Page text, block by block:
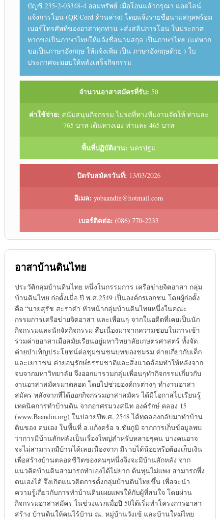
บัญชี 235-2-03348-4 ออมทรัพย์ เมื่อโอนแล้วกรุณา แอดไลน์
แจ้งการโอน (QR Cord ด้านล่าง) โดยแจ้งรายชื่อนามสกุลพร้อม
เบอร์โทรศัพท์ของอาสาทุกท่าน +ส่งสลิปการโอน ใบประกาศ
หากขอเป็นภาษาไทยให้แจ้งชื่อนามสกุล เป็นภาษาไทย (แต่หาก
ขอเป็นภาษาอังกฤษ ให้แจ้งเพิ่ม เป็น ภาษาอังกฤษด้วย ) ใบ
ประกาศจะมอบให้หลังเสร็จกิจกรรม
จำนวนอาสาสมัครที่รับ: 50
ค่าใช้จ่าย: สนับสนุนกิจกรรม ไปรถที่ทางทีมงานจัดให้ ท่านละ
765 บาท เดินทางเอง ท่านละ 465 บาท
พื้นที่ปฏิบัติงาน: นครปฐม
ปิดรับสมัครวันที่: 13/03/2026
อีเมล: yobaandin@hotmail.com
เบอร์ติดต่อ: (086) 770-2233
อาสาบ้านดินไทย
ประวัติกลุ่มบ้านดินไทย หนึ่งในกรรมการ เครือข่ายจิตอาสา กลุ่ม
บ้านดินไทย ก่อตั้งเมื่อ ปี พ.ศ.2549 เป็นองค์กรเอกชน โดยผู้ก่อตั้ง
คือ “นายสุรัช สะราคำ หัวหน้ากลุ่มบ้านดินไทยหนึ่งในคณะ
กรรมการเครือข่ายจิตอาสา และเพื่อนๆ จากในอดีตที่เคยเป็นนัก
กิจกรรมและนักจัดกิจกรรม สืบเนื่องมาจากความชอบในการเข้า
ร่วมค่ายอาสาเมื่อสมัยเรียนอยู่มหาวิทยาลัยเกษตรศาสตร์ ทั้งจัด
ค่ายบำเพ็ญประโยชน์ต่อชุมชนชนบทของชมรม ค่ายเกี่ยวกับเด็ก
และเยาวชน ค่ายอนุรักษ์ธรรมชาติและสิ่งแวดล้อมทำให้หลังจาก
จบจากมหาวิทยาลัย จึงออกมารวมกลุ่มเพื่อนๆทำกิจกรรมเกี่ยวกับ
งานอาสาสมัครมาตลอด โดยไปช่วยองค์กรต่างๆ ทำงานอาสา
สมัคร หลังจากที่ได้ออกกิจกรรมอาสาสมัคร ได้มีโอกาสไปเรียนรู้
เทคนิคการทำบ้านดิน จากอาศรมวงสนิท องค์รักษ์ คลอง 15
(www.Baandin.org) ในปลายปีพ.ศ. 2548 ได้ทดลองกลับมาทำบ้าน
ดินของ ตนเอง ในพื้นที่ อ.แก้งคร้อ จ.ชัยภูมิ จากการเก็บข้อมูลพบ
ว่าการมีบ้านสักหลังเป็นเรื่องใหญ่สำหรับหลายๆคน บางคนอาจ
จะไม่สามารถมีบ้านได้เลยเนื่องจาก มีรายได้น้อยหรือต้องเก็บเงิน
เพื่อสร้างบ้านตลอดชีวิตของคนๆหนึ่งจึงจะมีบ้านสักหลัง จาก
แนวคิดบ้านดินสามารถทำเองได้ไม่ยาก ต้นทุนไม่แพง สามารถพึ่ง
ตนเองได้ จึงเกิดแนวคิดการตั้งกลุ่มบ้านดินไทยขึ้น เพื่อจะนำ
ความรู้เกี่ยวกับการทำบ้านดินเผยแพร่ให้กับผู้ที่สนใจ โดยผ่าน
กิจกรรมอาสาสมัคร ในช่วงแรกเมื่อปี 50ได้เริ่มทำโครงการอาสา
สร้าง บ้านดินให้คนไร้บ้าน ณ. หมู่บ้านวังเข้ และบ้านใหม่ไทย